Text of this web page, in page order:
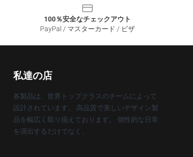
100％安全なチェックアウト
PayPal / マスターカード / ビザ
私達の店
各製品は、世界トップクラスのチームによって
設計されています。 高品質で美しいデザイン製
品を幅広く取り揃えております。 個性的な日常
を演出するだけでなく、